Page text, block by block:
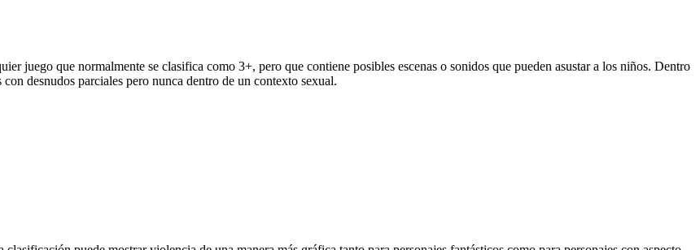
juego que normalmente se clasifica como 3+, pero que contiene posibles escenas o sonidos que pueden asustar a los niños. Dentro
con desnudos parciales pero nunca dentro de un contexto sexual.